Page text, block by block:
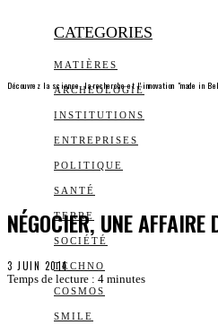
CATEGORIES
MATIÈRES
ARCHEOLOGIE
INSTITUTIONS
ENTREPRISES
POLITIQUE
SANTÉ
TERRE
SOCIÉTÉ
TECHNO
COSMOS
SMILE
Découvrez la science, la recherche et l’innovation "made in
NÉGOCIER, UNE AFFAIRE
3 JUIN 2014
Temps de lecture : 4 minutes